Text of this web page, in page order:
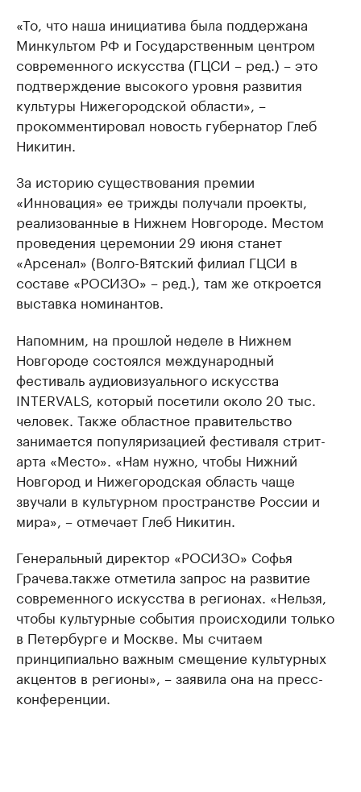
«То, что наша инициатива была поддержана
Минкультом РФ и Государственным центром
современного искусства (ГЦСИ – ред.) – это
подтверждение высокого уровня развития
культуры Нижегородской области», –
прокомментировал новость губернатор Глеб
Никитин.
За историю существования премии
«Инновация» ее трижды получали проекты,
реализованные в Нижнем Новгороде. Местом
проведения церемонии 29 июня станет
«Арсенал» (Волго-Вятский филиал ГЦСИ в
составе «РОСИЗО» – ред.), там же откроется
выставка номинантов.
Напомним, на прошлой неделе в Нижнем
Новгороде состоялся международный
фестиваль аудиовизуального искусства
INTERVALS, который посетили около 20 тыс.
человек. Также областное правительство
занимается популяризацией фестиваля стрит-
арта «Место». «Нам нужно, чтобы Нижний
Новгород и Нижегородская область чаще
звучали в культурном пространстве России и
мира», – отмечает Глеб Никитин.
Генеральный директор «РОСИЗО» Софья
Грачева.также отметила запрос на развитие
современного искусства в регионах. «Нельзя,
чтобы культурные события происходили только
в Петербурге и Москве. Мы считаем
принципиально важным смещение культурных
акцентов в регионы», – заявила она на пресс-
конференции.